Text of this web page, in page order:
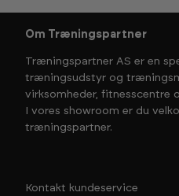
Om Træningspartner
Træningspartner AS er en
træningsudstyr og
virksomheder, fitnesscentre
I vores showroom er du
træningspartner.
Kontakt kundeservice